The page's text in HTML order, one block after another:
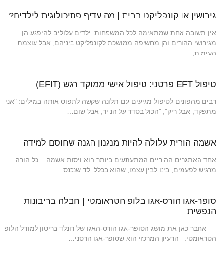
גירושין או קונפליקט בבית | מה עדיף פסיכולוגית לילדים?
אין תשובה אחת שמתאימה לכל המשפחות. ילדים עלולים להיפגע הן
מגירושי ההורים והן מחשיפה ממושכת לקונפליקט ביניהם, אבל עוצמת
העימות,…
טיפול EFT פרטני: טיפול אישי ממוקד רגש (EFIT)
רבים מהפונים לטיפול מגיעים עם תלונה שקשה לתפוס אותה במילים: "אני
מתפקד, אבל ריק", "הכול בסדר על הנייר, אבל שום…
אשמה הורית עלולה להיות מנגנון הגנה שחוסם למידה
אחד האתגרים ההוריים המתעתעים ביותר הוא ויסות אשמה. כל הורה
מרגיש לפעמים, בינו לבין עצמו, שהוא בכלל ילד שנכנס…
סופר-אגו הורס-אגו בלופ הטראומטי | חבלה בריבונות
הנפשית
אחבר כאן את מושג הסופר-אגו הורס-האגו של רונלד בריטון למודל הלופ
הטראומטי. הרעיון המרכזי הוא שסופר-אגו הרסני…